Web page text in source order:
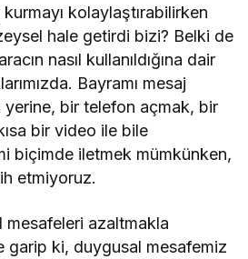
kolaylaştırabilirken
hale getirdi bizi? Belki de
nasıl kullanıldığına dair
Bayramı mesaj
yerine, bir telefon açmak, bir
bir video ile bile
biçimde iletmek mümkünken,
etmiyoruz.
azaltmakla
garip ki, duygusal mesafemiz